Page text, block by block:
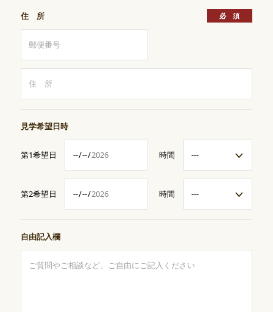
住 所
見学希望日時
第1希望日 時間
第2希望日 時間
自由記入欄